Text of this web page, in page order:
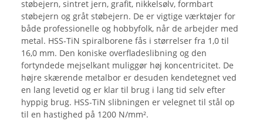
støbejern, sintret jern, grafit, nikkelsølv, formbart
støbejern og gråt støbejern. De er vigtige værktøjer for
både professionelle og hobbyfolk, når de arbejder med
metal. HSS-TiN spiralborene fås i størrelser fra 1,0 til
16,0 mm. Den koniske overfladeslibning og den
fortyndede mejselkant muliggør høj koncentricitet. De
højre skærende metalbor er desuden kendetegnet ved
en lang levetid og er klar til brug i lang tid selv efter
hyppig brug. HSS-TiN slibningen er velegnet til stål op
til en hastighed på 1200 N/mm².